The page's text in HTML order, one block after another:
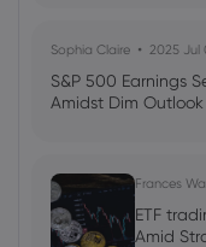
Sophia Claire 2025 Jul
S&P 500 Earnings
Amidst Dim Outlook
Frances
ETF
Amid